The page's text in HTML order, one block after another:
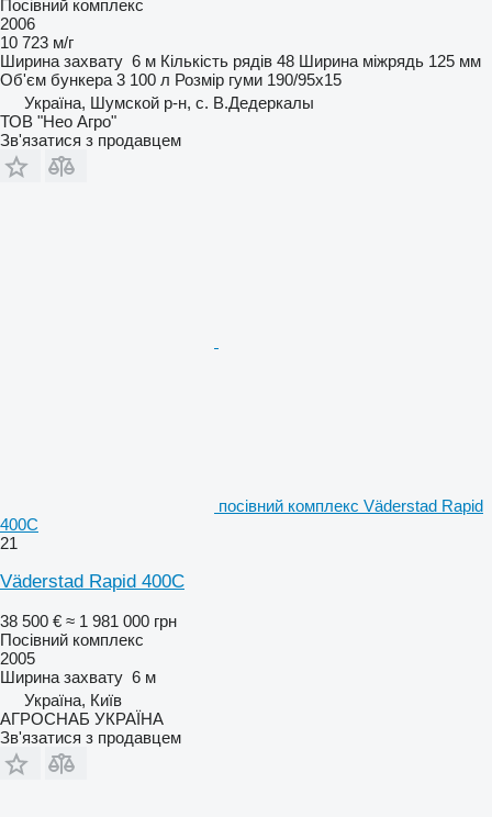
Посівний комплекс
2006
10 723 м/г
Ширина захвату 6 м Кількість рядів 48 Ширина міжрядь 125 мм
Об'єм бункера 3 100 л Розмір гуми 190/95x15
Україна, Шумской р-н, с. В.Дедеркалы
ТОВ "Нео Агро"
Зв'язатися з продавцем
посівний комплекс Väderstad Rapid
400C
21
Väderstad Rapid 400C
38 500 € ≈ 1 981 000 грн
Посівний комплекс
2005
Ширина захвату 6 м
Україна, Київ
АГРОСНАБ УКРАЇНА
Зв'язатися з продавцем